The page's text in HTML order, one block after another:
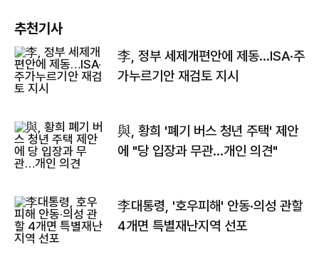
추천기사
李, 정부 세제개편안에 제동…ISA·주
가누르기안 재검토 지시
與, 황희 '폐기 버스 청년 주택' 제안
에 "당 입장과 무관…개인 의견"
李대통령, '호우피해' 안동·의성 관할
4개면 특별재난지역 선포